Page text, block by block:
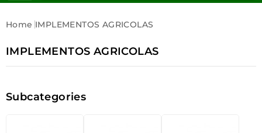
Home IMPLEMENTOS AGRICOLAS
IMPLEMENTOS AGRICOLAS
Subcategories